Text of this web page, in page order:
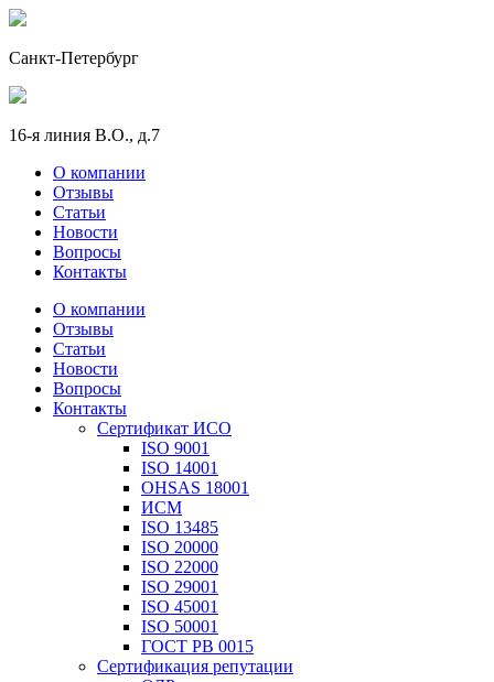
Санкт-Петербург
16-я линия В.О., д.7
О компании
Отзывы
Статьи
Новости
Вопросы
Контакты
О компании
Отзывы
Статьи
Новости
Вопросы
Контакты
Сертификат ИСО
ISO 9001
ISO 14001
OHSAS 18001
ИСМ
ISO 13485
ISO 20000
ISO 22000
ISO 29001
ISO 45001
ISO 50001
ГОСТ РВ 0015
Сертификация репутации